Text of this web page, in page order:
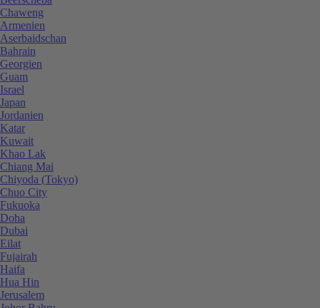
Chaweng
Armenien
Aserbaidschan
Bahrain
Georgien
Guam
Israel
Japan
Jordanien
Katar
Kuwait
Khao Lak
Chiang Mai
Chiyoda (Tokyo)
Chuo City
Fukuoka
Doha
Dubai
Eilat
Fujairah
Haifa
Hua Hin
Jerusalem